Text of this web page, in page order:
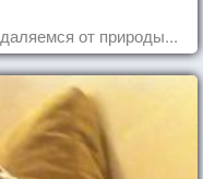
от природы...